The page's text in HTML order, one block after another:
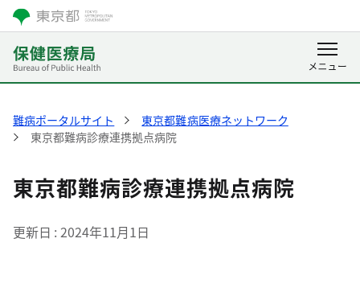
難病ポータルサイト
東京都難病医療ネットワーク
東京都難病診療連携拠点病院
東京都難病診療連携拠点病院
更新日 2024年11月1日